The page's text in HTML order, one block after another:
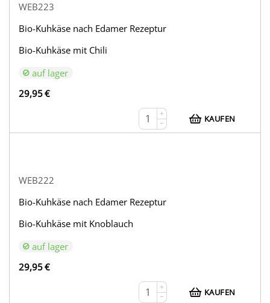
WEB223
Bio-Kuhkäse nach Edamer Rezeptur
Bio-Kuhkäse mit Chili
auf lager
29,95€
+
−
KAUFEN
WEB222
Bio-Kuhkäse nach Edamer Rezeptur
Bio-Kuhkäse mit Knoblauch
auf lager
29,95€
+
−
KAUFEN